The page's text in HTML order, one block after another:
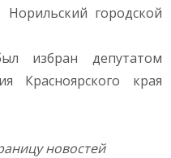
Норильский городской
избран депутатом
Красноярского края
новостей